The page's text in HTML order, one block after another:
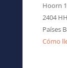
Hoorn
2404
Países
Cómo